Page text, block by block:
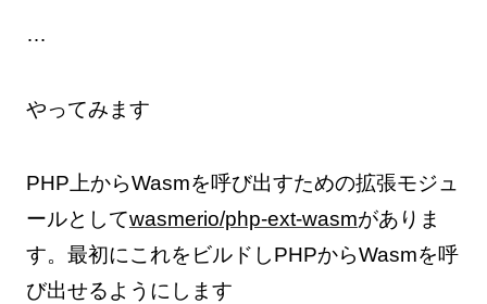
…
やってみます
PHP上からWasmを呼び出すための拡張モジュ
ールとしてwasmerio/php-ext-wasmがありま
す。最初にこれをビルドしPHPからWasmを呼
び出せるようにします